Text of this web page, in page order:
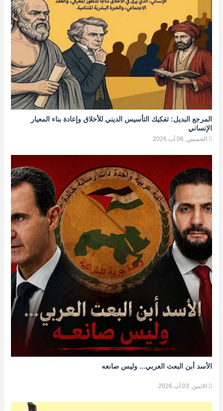
المرجع البديل: تفكيك التأسيس الديني للأخلاق وإعادة بناء المعيار
الإنساني
الخميس, 06 آب 2026
الأسد أبن البعث العربي... وليس صانعه
الاثنين, 03 آب 2026